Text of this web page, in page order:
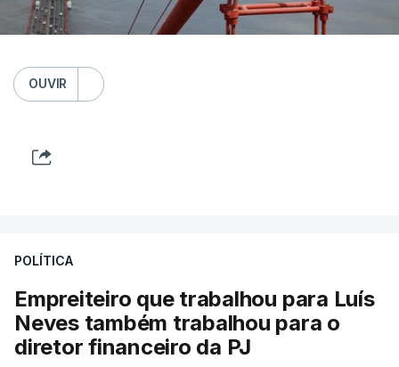
OUVIR
POLÍTICA
Empreiteiro que trabalhou para Luís
Neves também trabalhou para o
diretor financeiro da PJ